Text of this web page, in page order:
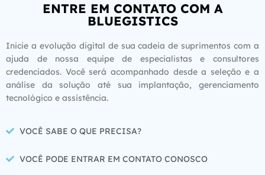
ENTRE EM CONTATO COM A
BLUEGISTICS
Inicie a evolução digital de sua cadeia de suprimentos com a
ajuda de nossa equipe de especialistas e consultores
credenciados. Você será acompanhado desde a seleção e a
análise da solução até sua implantação, gerenciamento
tecnológico e assistência.
VOCÊ SABE O QUE PRECISA?
VOCÊ PODE ENTRAR EM CONTATO CONOSCO